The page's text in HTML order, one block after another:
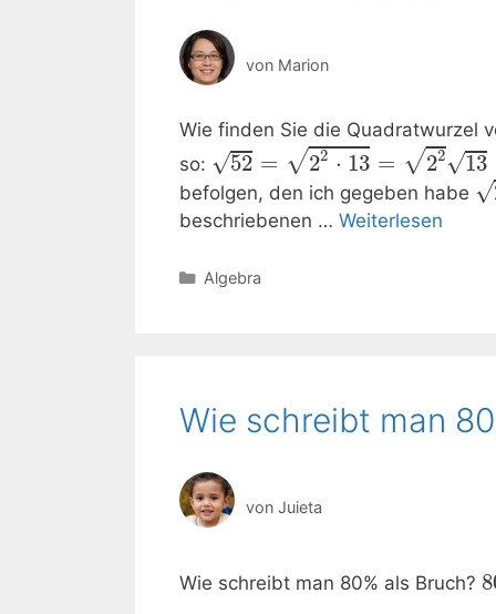
von Marion
Wie finden Sie die Quadratwurzel
so: √52 = √22 ⋅ 13 = √22√13
befolgen, den ich gegeben habe √
beschriebenen … Weiterlesen
Kategorien
Algebra
Wie schreibt man
von Juieta
Wie schreibt man 80% als Bruch?